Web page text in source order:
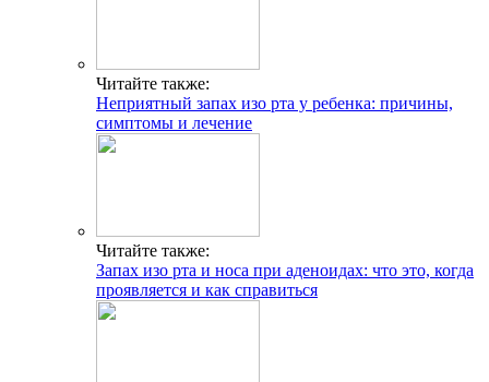
Читайте также:
Неприятный запах изо рта у ребенка: причины,
симптомы и лечение
Читайте также:
Запах изо рта и носа при аденоидах: что это, когда
проявляется и как справиться